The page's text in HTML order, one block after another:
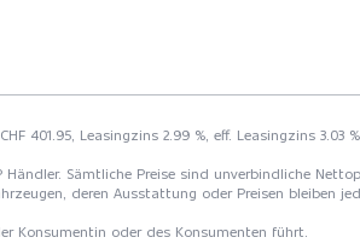
401.95, Leasingzins 2.99 %, eff. Leasingzins
Sämtliche Preise sind unverbindliche
deren Ausstattung oder Preisen bleiben
Konsumentin oder des Konsumenten führt.